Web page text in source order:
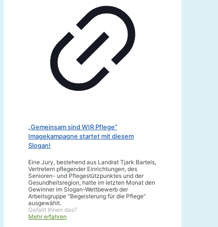
„Gemeinsam sind WIR Pflege“
Imagekampagne startet mit diesem
Slogan!
Eine Jury, bestehend aus Landrat Tjark Bartels,
Vertretern pflegender Einrichtungen, des
Senioren- und Pflegestützpunktes und der
Gesundheitsregion, hatte im letzten Monat den
Gewinner im Slogan-Wettbewerb der
Arbeitsgruppe "Begeisterung für die Pflege“
ausgewählt.
Gefällt Ihnen das?
Mehr erfahren